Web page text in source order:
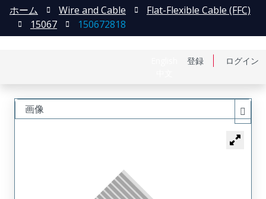
登録 ログイン
ホーム Wire and Cable
Flat-Flexible Cable (FFC)
15067
150672818
画像